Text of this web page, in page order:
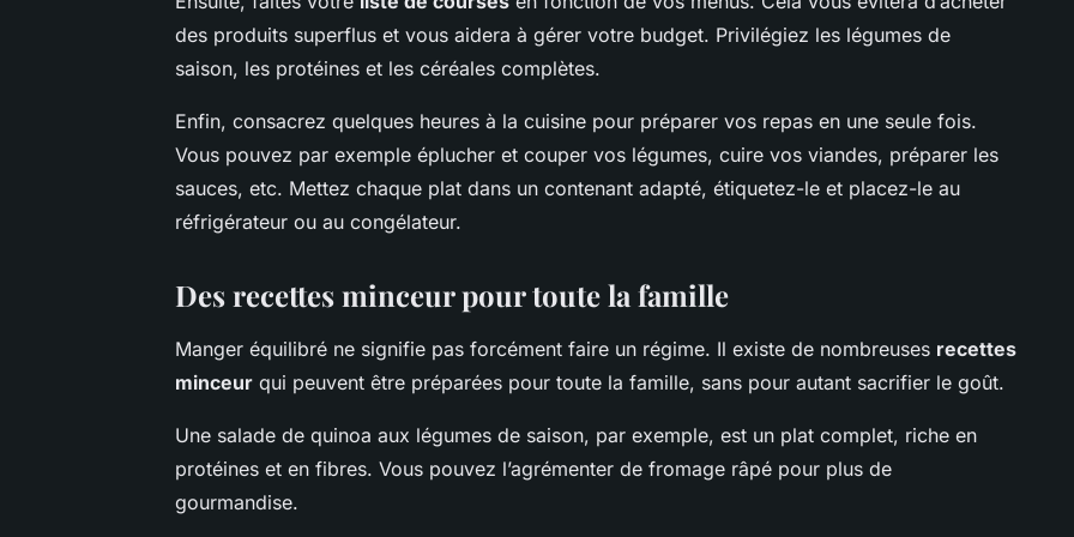
des produits superflus et vous aidera à gérer votre budget. Privilégiez les légumes de
saison, les protéines et les céréales complètes.
Enfin, consacrez quelques heures à la cuisine pour préparer vos repas en une seule fois.
Vous pouvez par exemple éplucher et couper vos légumes, cuire vos viandes, préparer les
sauces, etc. Mettez chaque plat dans un contenant adapté, étiquetez-le et placez-le au
réfrigérateur ou au congélateur.
Des recettes minceur pour toute la famille
Manger équilibré ne signifie pas forcément faire un régime. Il existe de nombreuses recettes
minceur qui peuvent être préparées pour toute la famille, sans pour autant sacrifier le goût.
Une salade de quinoa aux légumes de saison, par exemple, est un plat complet, riche en
protéines et en fibres. Vous pouvez l’agrémenter de fromage râpé pour plus de
gourmandise.